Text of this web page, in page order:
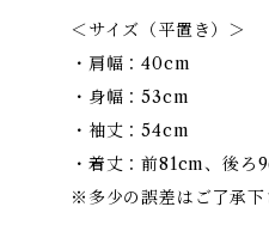
＜サイズ（平置き）＞
・肩幅：40cm
・身幅：53cm
・袖丈：54cm
・着丈：前81cm、後ろ
※多少の誤差はご了承下